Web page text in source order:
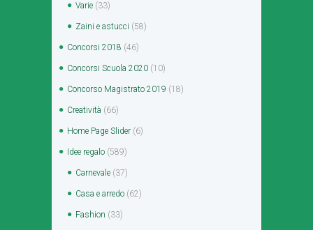
Varie (33)
Zaini e astucci (58)
Concorsi 2018 (46)
Concorsi Scuola 2020 (10)
Concorso Magistrato 2019 (18)
Creatività (66)
Home Page Slider (6)
Idee regalo (589)
Carnevale (37)
Casa e arredo (62)
Fashion (33)